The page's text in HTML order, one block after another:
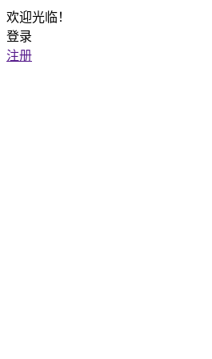
欢迎光临！
登录
注册